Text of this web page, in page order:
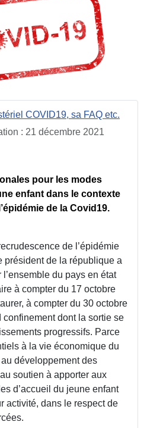
COVID19, sa FAQ etc.
: 21 décembre 2021
pour les modes
enfant dans le contexte
de la Covid19.
de l’épidémie
président de la république a
du pays en état
à compter du 17 octobre
à compter du 30 octobre
confinement dont la sortie se
progressifs. Parce
à la vie économique du
au développement des
soutien à apporter aux
d’accueil du jeune enfant
activité, dans le respect de